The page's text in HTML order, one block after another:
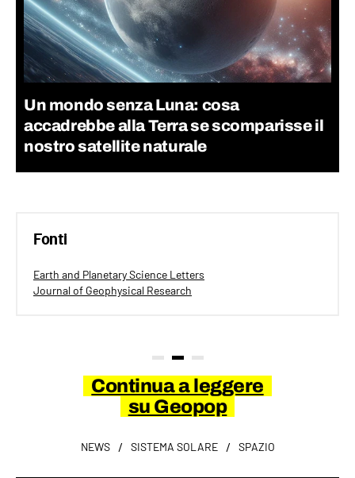
Un mondo senza Luna: cosa
accadrebbe alla Terra se scomparisse il
nostro satellite naturale
Fonti
Earth and Planetary Science Letters
Journal of Geophysical Research
Continua a leggere
su Geopop
NEWS / SISTEMA SOLARE / SPAZIO